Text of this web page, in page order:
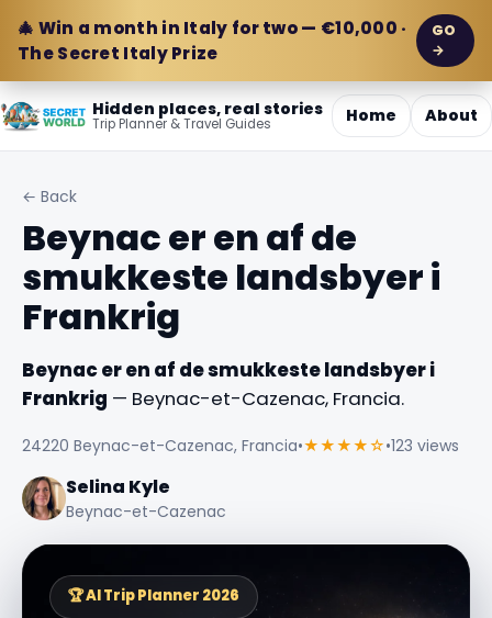
🎄 Win a month in Italy for two — €10,000 ·
The Secret Italy Prize
GO
→
Hidden places, real stories
Trip Planner & Travel Guides Home About
← Back
Beynac er en af de
smukkeste landsbyer i
Frankrig
Beynac er en af de smukkeste landsbyer i
Frankrig — Beynac-et-Cazenac, Francia.
24220 Beynac-et-Cazenac, Francia•★★★★☆•123 views
Selina Kyle
Beynac-et-Cazenac
🏆 AI Trip Planner 2026